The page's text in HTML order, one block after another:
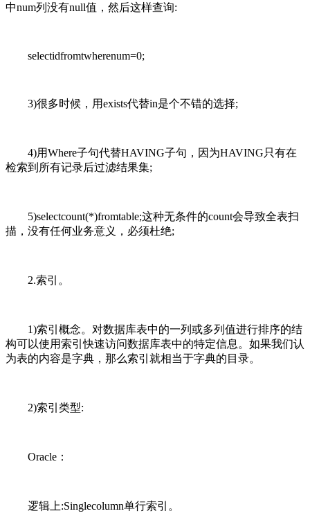
中num列没有null值，然后这样查询:
selectidfromtwherenum=0;
3)很多时候，用exists代替in是个不错的选择;
4)用Where子句代替HAVING子句，因为HAVING只有在
检索到所有记录后过滤结果集;
5)selectcount(*)fromtable;这种无条件的count会导致全表扫
描，没有任何业务意义，必须杜绝;
2.索引。
1)索引概念。对数据库表中的一列或多列值进行排序的结
构可以使用索引快速访问数据库表中的特定信息。如果我们认
为表的内容是字典，那么索引就相当于字典的目录。
2)索引类型:
Oracle：
逻辑上:Singlecolumn单行索引。